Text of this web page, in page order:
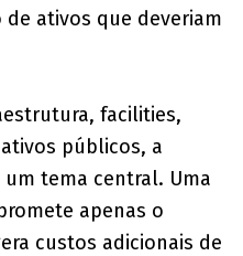
ativos que deveriam
facilities,
públicos, a
tema central. Uma
apenas o
custos adicionais de